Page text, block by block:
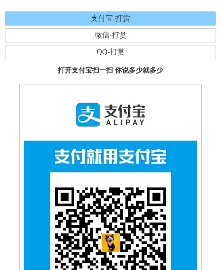
支付宝-打赏
微信-打赏
QQ-打赏
打开支付宝扫一扫 你说多少就多少